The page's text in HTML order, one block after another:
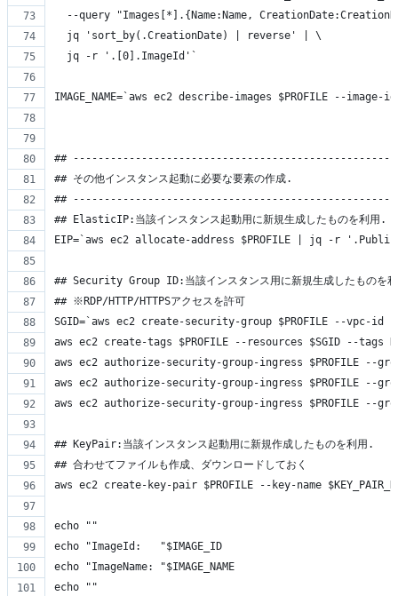
--query "Images[*].{Name:Name,
  jq 'sort_by(.CreationDate) | reverse' | \
  jq -r '.[0].ImageId'`
IMAGE_NAME=`aws ec2 describe-images $PROFILE --
##
## その他インスタンス起動に必要な要素の作成.
##
## ElasticIP:当該インスタンス起動用に新規生成したものを利用.
EIP=`aws ec2 allocate-address $PROFILE | jq -r
## Security Group ID:当該インスタンス用に新規生成したものを
## ※RDP/HTTP/HTTPSアクセスを許可
SGID=`aws ec2 create-security-group $PROFILE --vpc-
aws ec2 create-tags $PROFILE --resources $SGID --tags
aws ec2 authorize-security-group-ingress $PROFILE
aws ec2 authorize-security-group-ingress $PROFILE
aws ec2 authorize-security-group-ingress $PROFILE
## KeyPair:当該インスタンス起動用に新規作成したものを利用.
## 合わせてファイルも作成、ダウンロードしておく
aws ec2 create-key-pair $PROFILE --key-name
echo ""
echo "ImageId:   "$IMAGE_ID
echo "ImageName: "$IMAGE_NAME
echo ""